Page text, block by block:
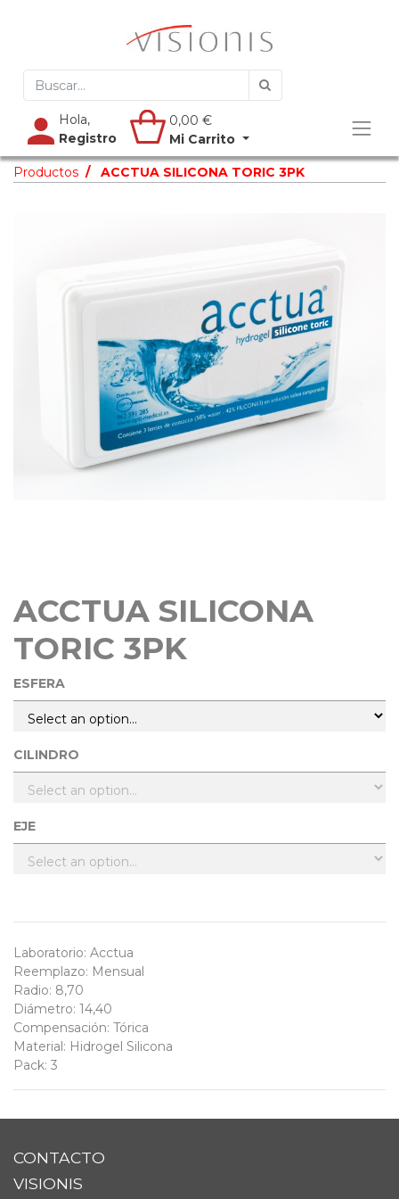
Hola,
Registro
0,00 €
Mi Carrito
Productos ACCTUA SILICONA TORIC 3PK
ACCTUA SILICONA
TORIC 3PK
ESFERA
CILINDRO
EJE
Laboratorio: Acctua
Reemplazo: Mensual
Radio: 8,70
Diámetro: 14,40
Compensación: Tórica
Material: Hidrogel Silicona
Pack: 3
CONTACTO
VISIONIS